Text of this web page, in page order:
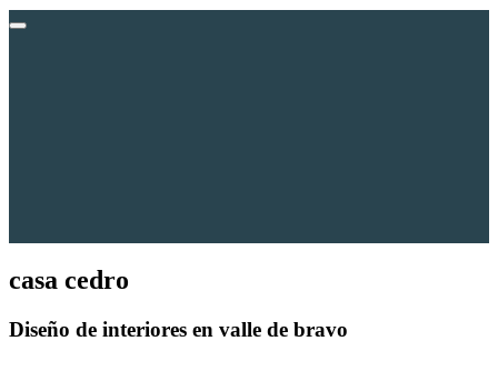
casa cedro
Diseño de interiores en valle de bravo